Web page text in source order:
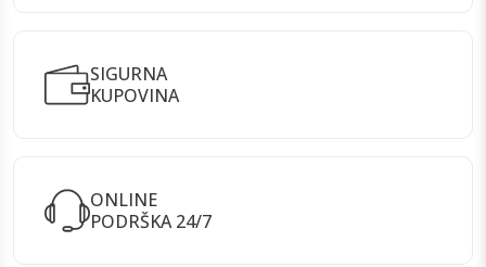
SIGURNA
KUPOVINA
ONLINE
PODRŠKA 24/7